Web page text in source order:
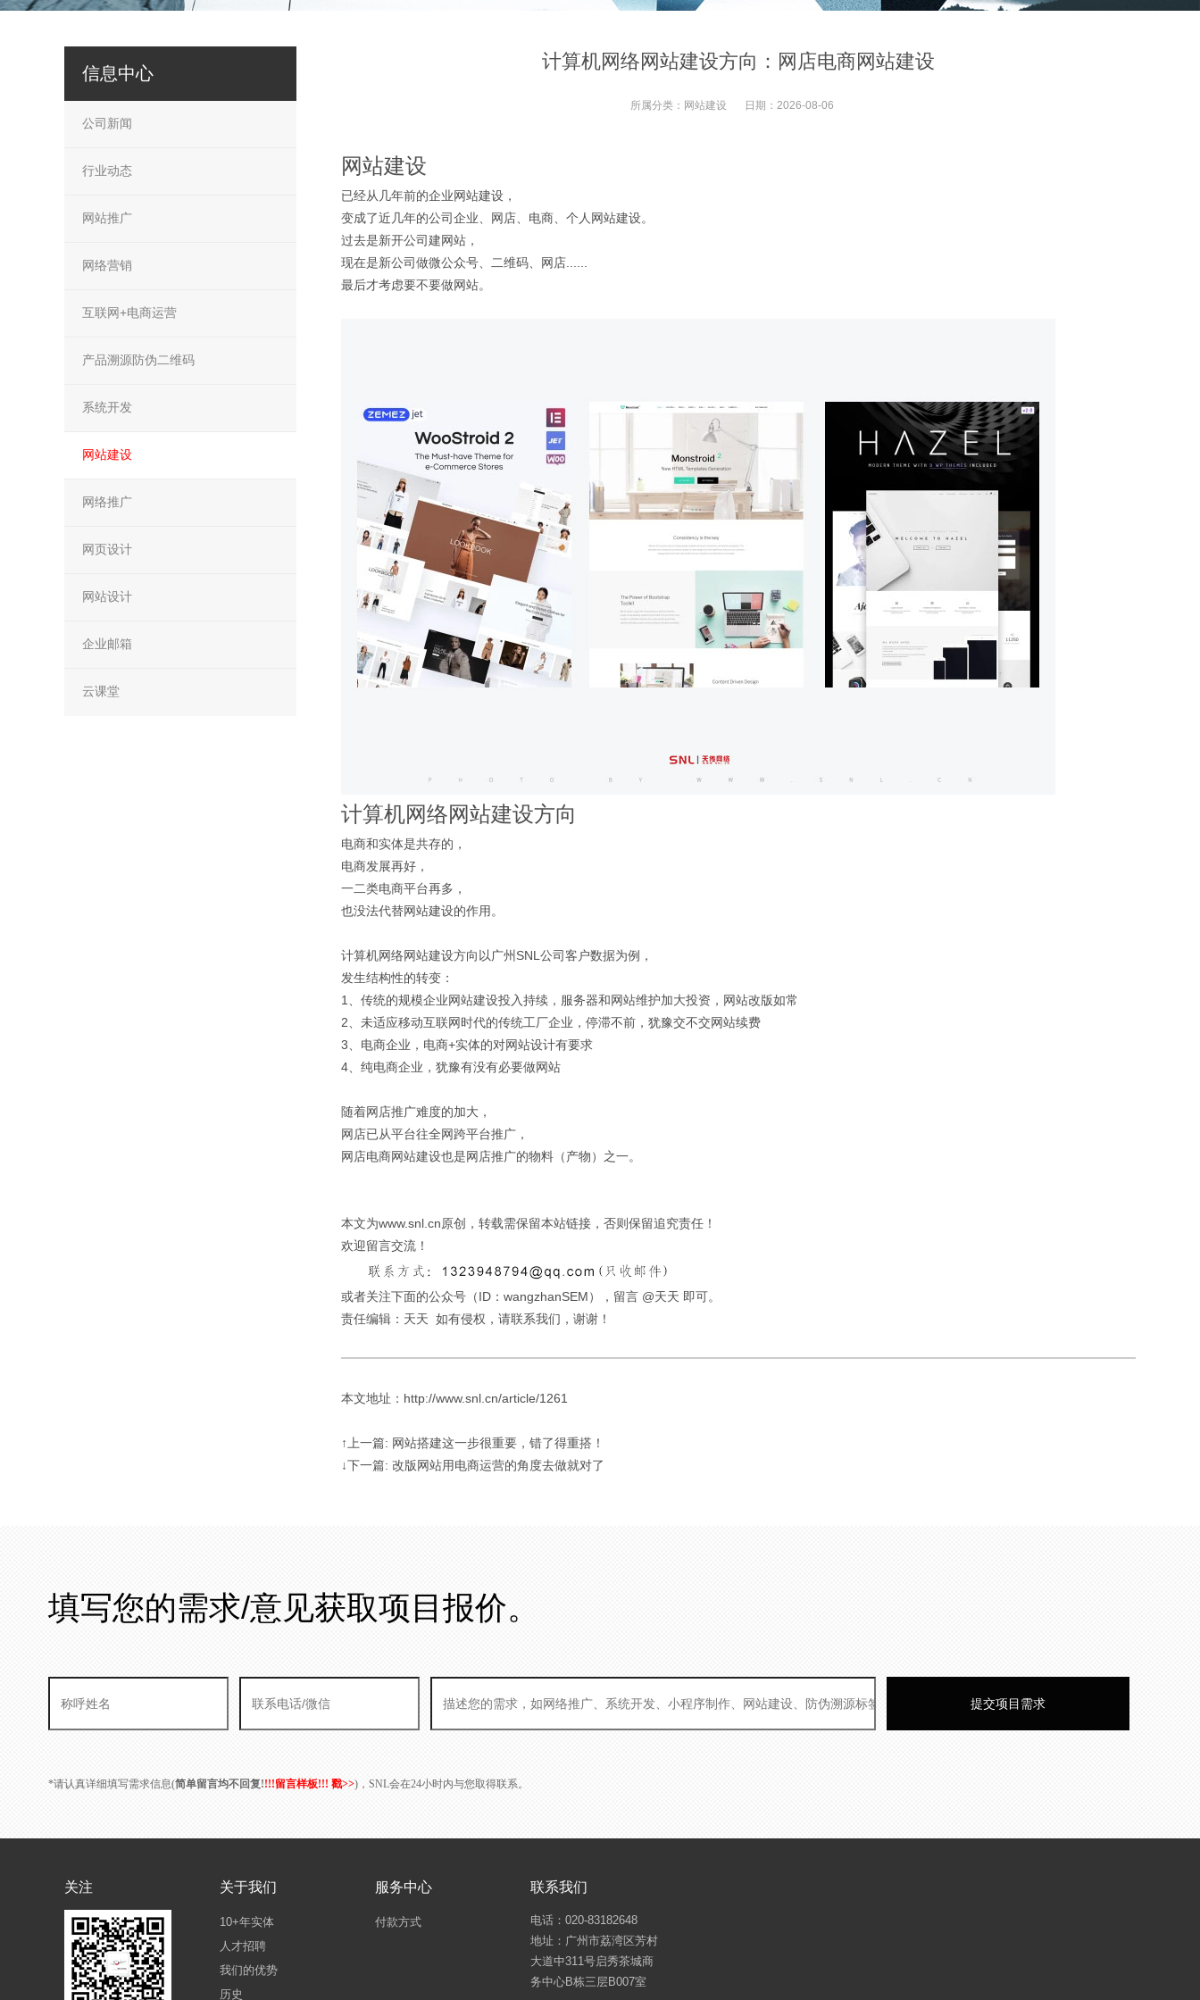
计算机网络网站建设方向：网店电商网站建设
所属分类： 网站建设 日期： 2026-08-06
网站建设
已经从几年前的企业网站建设，
变成了近几年的公司企业、网店、电商、个人网站建设。
过去是新开公司建网站，
现在是新公司做微公众号、二维码、网店......
最后才考虑要不要做网站。
计算机网络网站建设方向
电商和实体是共存的，
电商发展再好，
一二类电商平台再多，
也没法代替网站建设的作用。
计算机网络网站建设方向以广州SNL公司客户数据为例，
发生结构性的转变：
1、传统的规模企业网站建设投入持续，服务器和网站维护加大投资，网站改版如常
2、未适应移动互联网时代的传统工厂企业，停滞不前，犹豫交不交网站续费
3、电商企业，电商+实体的对网站设计有要求
4、纯电商企业，犹豫有没有必要做网站
随着网店推广难度的加大，
网店已从平台往全网跨平台推广，
网店电商网站建设也是网店推广的物料（产物）之一。
本文为www.snl.cn原创，转载需保留本站链接，否则保留追究责任！
欢迎留言交流！
或者关注下面的公众号（ID：wangzhanSEM），留言 @天天 即可。
责任编辑：天天 如有侵权，请联系我们，谢谢！
本文地址：http://www.snl.cn/article/1261
↑上一篇: 网站搭建这一步很重要，错了得重搭！
↓下一篇: 改版网站用电商运营的角度去做就对了
信息中心
公司新闻
行业动态
网站推广
网络营销
互联网+电商运营
产品溯源防伪二维码
系统开发
网站建设
网络推广
网页设计
网站设计
企业邮箱
云课堂
填写您的需求/意见获取项目报价。
*请认真详细填写需求信息(简单留言均不回复!!!!留言样板!!! 戳>>)，SNL会在24小时内与您取得联系。
关注 关于我们
10+年实体
人才招聘
我们的优势
历史
服务中心
付款方式
联系我们
电话：020-83182648
地址：广州市荔湾区芳村
大道中311号启秀茶城商
务中心B栋三层B007室